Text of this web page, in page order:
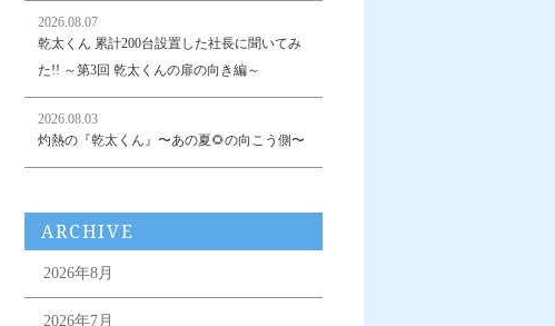
2026.08.07
乾太くん 累計200台設置した社長に聞いてみ
た!! ～第3回 乾太くんの扉の向き編～
2026.08.03
灼熱の『乾太くん』〜あの夏🌻の向こう側〜
ARCHIVE
2026年8月
2026年7月